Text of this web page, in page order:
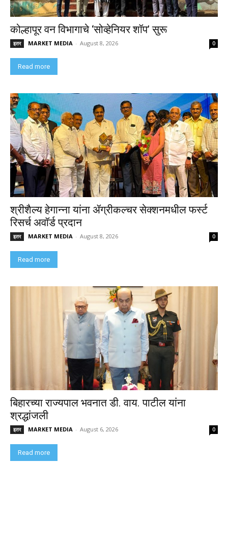
कोल्हापूर वन विभागाचे ‘सोव्हेनियर शॉप’ सुरू
इतर MARKET MEDIA - August 8, 2026 0
Read more
श्रीशैल्य हेगान्ना यांना ॲग्रीकल्चर सेक्शनमधील फर्स्ट
रिसर्च अवॉर्ड प्रदान
इतर MARKET MEDIA - August 8, 2026 0
Read more
बिहारच्या राज्यपाल भवनात डी. वाय. पाटील यांना
श्रद्धांजली
इतर MARKET MEDIA - August 6, 2026 0
Read more